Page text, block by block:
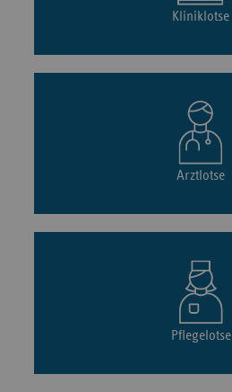
Kliniklotse
Arztlotse
Pflegelotse